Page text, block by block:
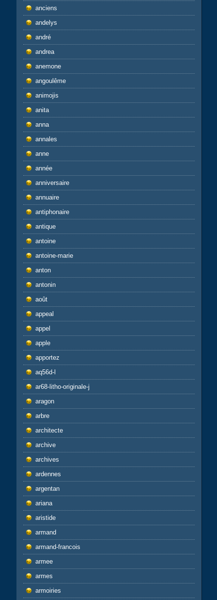
anciens
andelys
andré
andrea
anemone
angoulême
animojis
anita
anna
annales
anne
année
anniversaire
annuaire
antiphonaire
antique
antoine
antoine-marie
anton
antonin
août
appeal
appel
apple
apportez
aq56d-l
ar68-litho-originale-j
aragon
arbre
architecte
archive
archives
ardennes
argentan
ariana
aristide
armand
armand-francois
armee
armes
armoiries